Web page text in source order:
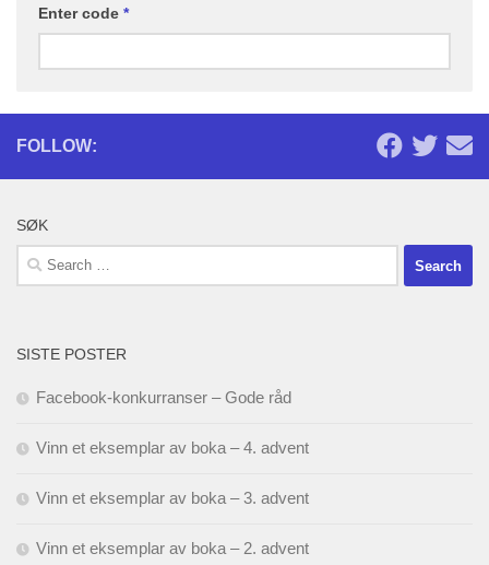
Enter code *
FOLLOW:
SØK
Search
for:
SISTE POSTER
Facebook-konkurranser – Gode råd
Vinn et eksemplar av boka – 4. advent
Vinn et eksemplar av boka – 3. advent
Vinn et eksemplar av boka – 2. advent